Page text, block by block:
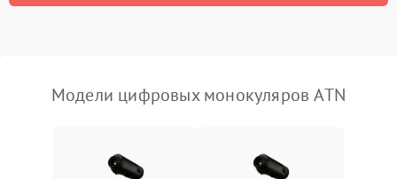
изображения
Проблемы с заземлением Подробнее →
Модели цифровых монокуляров ATN